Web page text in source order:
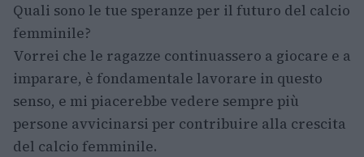
Quali sono le tue speranze per il futuro del calcio
femminile?
Vorrei che le ragazze continuassero a giocare e a
imparare, è fondamentale lavorare in questo
senso, e mi piacerebbe vedere sempre più
persone avvicinarsi per contribuire alla crescita
del calcio femminile.